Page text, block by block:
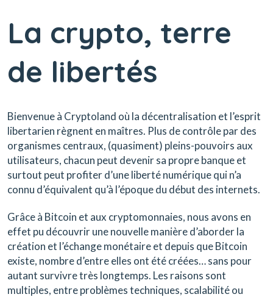
La crypto, terre
de libertés
Bienvenue à Cryptoland où la décentralisation et l’esprit
libertarien règnent en maîtres. Plus de contrôle par des
organismes centraux, (quasiment) pleins-pouvoirs aux
utilisateurs, chacun peut devenir sa propre banque et
surtout peut profiter d’une liberté numérique qui n’a
connu d’équivalent qu’à l’époque du début des internets.
Grâce à Bitcoin et aux cryptomonnaies, nous avons en
effet pu découvrir une nouvelle manière d’aborder la
création et l’échange monétaire et depuis que Bitcoin
existe, nombre d’entre elles ont été créées… sans pour
autant survivre très longtemps. Les raisons sont
multiples, entre problèmes techniques, scalabilité ou